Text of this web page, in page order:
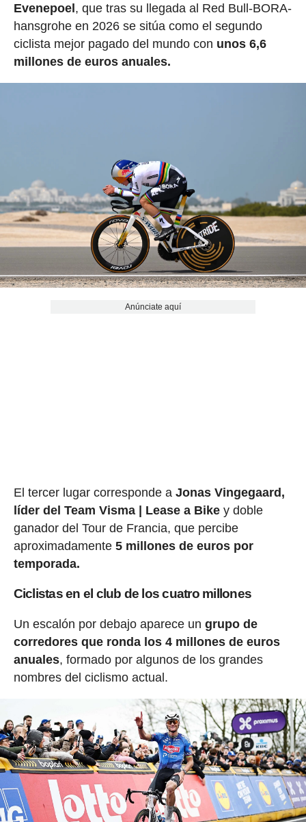
Evenepoel, que tras su llegada al Red Bull-BORA-
hansgrohe en 2026 se sitúa como el segundo
ciclista mejor pagado del mundo con unos 6,6
millones de euros anuales.
Anúnciate aquí
El tercer lugar corresponde a Jonas Vingegaard,
líder del Team Visma | Lease a Bikey doble
ganador del Tour de Francia, que percibe
aproximadamente 5 millones de euros por
temporada.
Ciclistas en el club de los cuatro millones
Un escalón por debajo aparece un grupo de
corredores que ronda los 4 millones de euros
anuales, formado por algunos de los grandes
nombres del ciclismo actual.